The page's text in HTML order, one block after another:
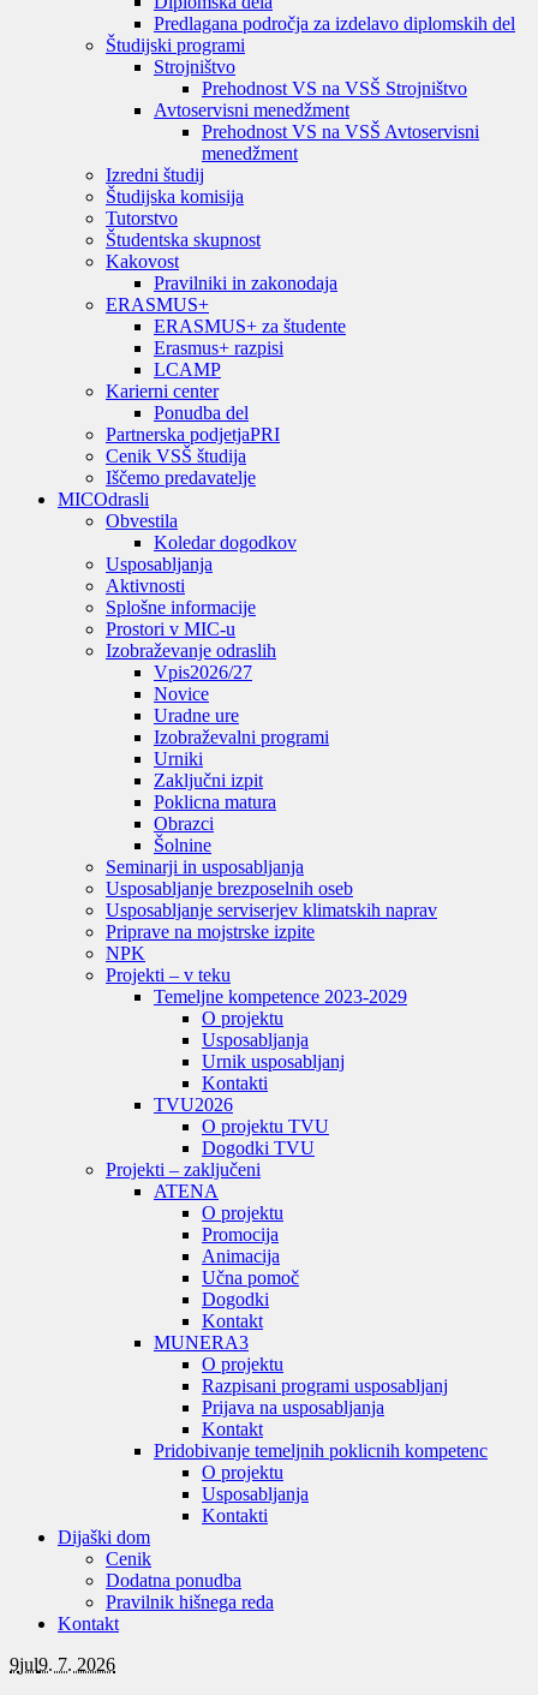
Predlagana področja za izdelavo diplomskih del
Študijski programi
Strojništvo
Prehodnost VS na VSŠ Strojništvo
Avtoservisni menedžment
Prehodnost VS na VSŠ Avtoservisni
menedžment
Izredni študij
Študijska komisija
Tutorstvo
Študentska skupnost
Kakovost
Pravilniki in zakonodaja
ERASMUS+
ERASMUS+ za študente
Erasmus+ razpisi
LCAMP
Karierni center
Ponudba del
Partnerska podjetjaPRI
Cenik VSŠ študija
Iščemo predavatelje
MICOdrasli
Obvestila
Koledar dogodkov
Usposabljanja
Aktivnosti
Splošne informacije
Prostori v MIC-u
Izobraževanje odraslih
Vpis2026/27
Novice
Uradne ure
Izobraževalni programi
Urniki
Zaključni izpit
Poklicna matura
Obrazci
Šolnine
Seminarji in usposabljanja
Usposabljanje brezposelnih oseb
Usposabljanje serviserjev klimatskih naprav
Priprave na mojstrske izpite
NPK
Projekti – v teku
Temeljne kompetence 2023-2029
O projektu
Usposabljanja
Urnik usposabljanj
Kontakti
TVU2026
O projektu TVU
Dogodki TVU
Projekti – zaključeni
ATENA
O projektu
Promocija
Animacija
Učna pomoč
Dogodki
Kontakt
MUNERA3
O projektu
Razpisani programi usposabljanj
Prijava na usposabljanja
Kontakt
Pridobivanje temeljnih poklicnih kompetenc
O projektu
Usposabljanja
Kontakti
Dijaški dom
Cenik
Dodatna ponudba
Pravilnik hišnega reda
Kontakt
9jul9. 7. 2026